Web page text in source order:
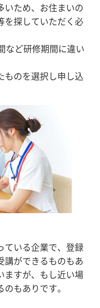
いため、お住まいの
を探していただく必
など研修期間に違い
ものを選択し申し込
ている企業で、登録
講ができるものもあ
ますが、もし近い場
もありです。